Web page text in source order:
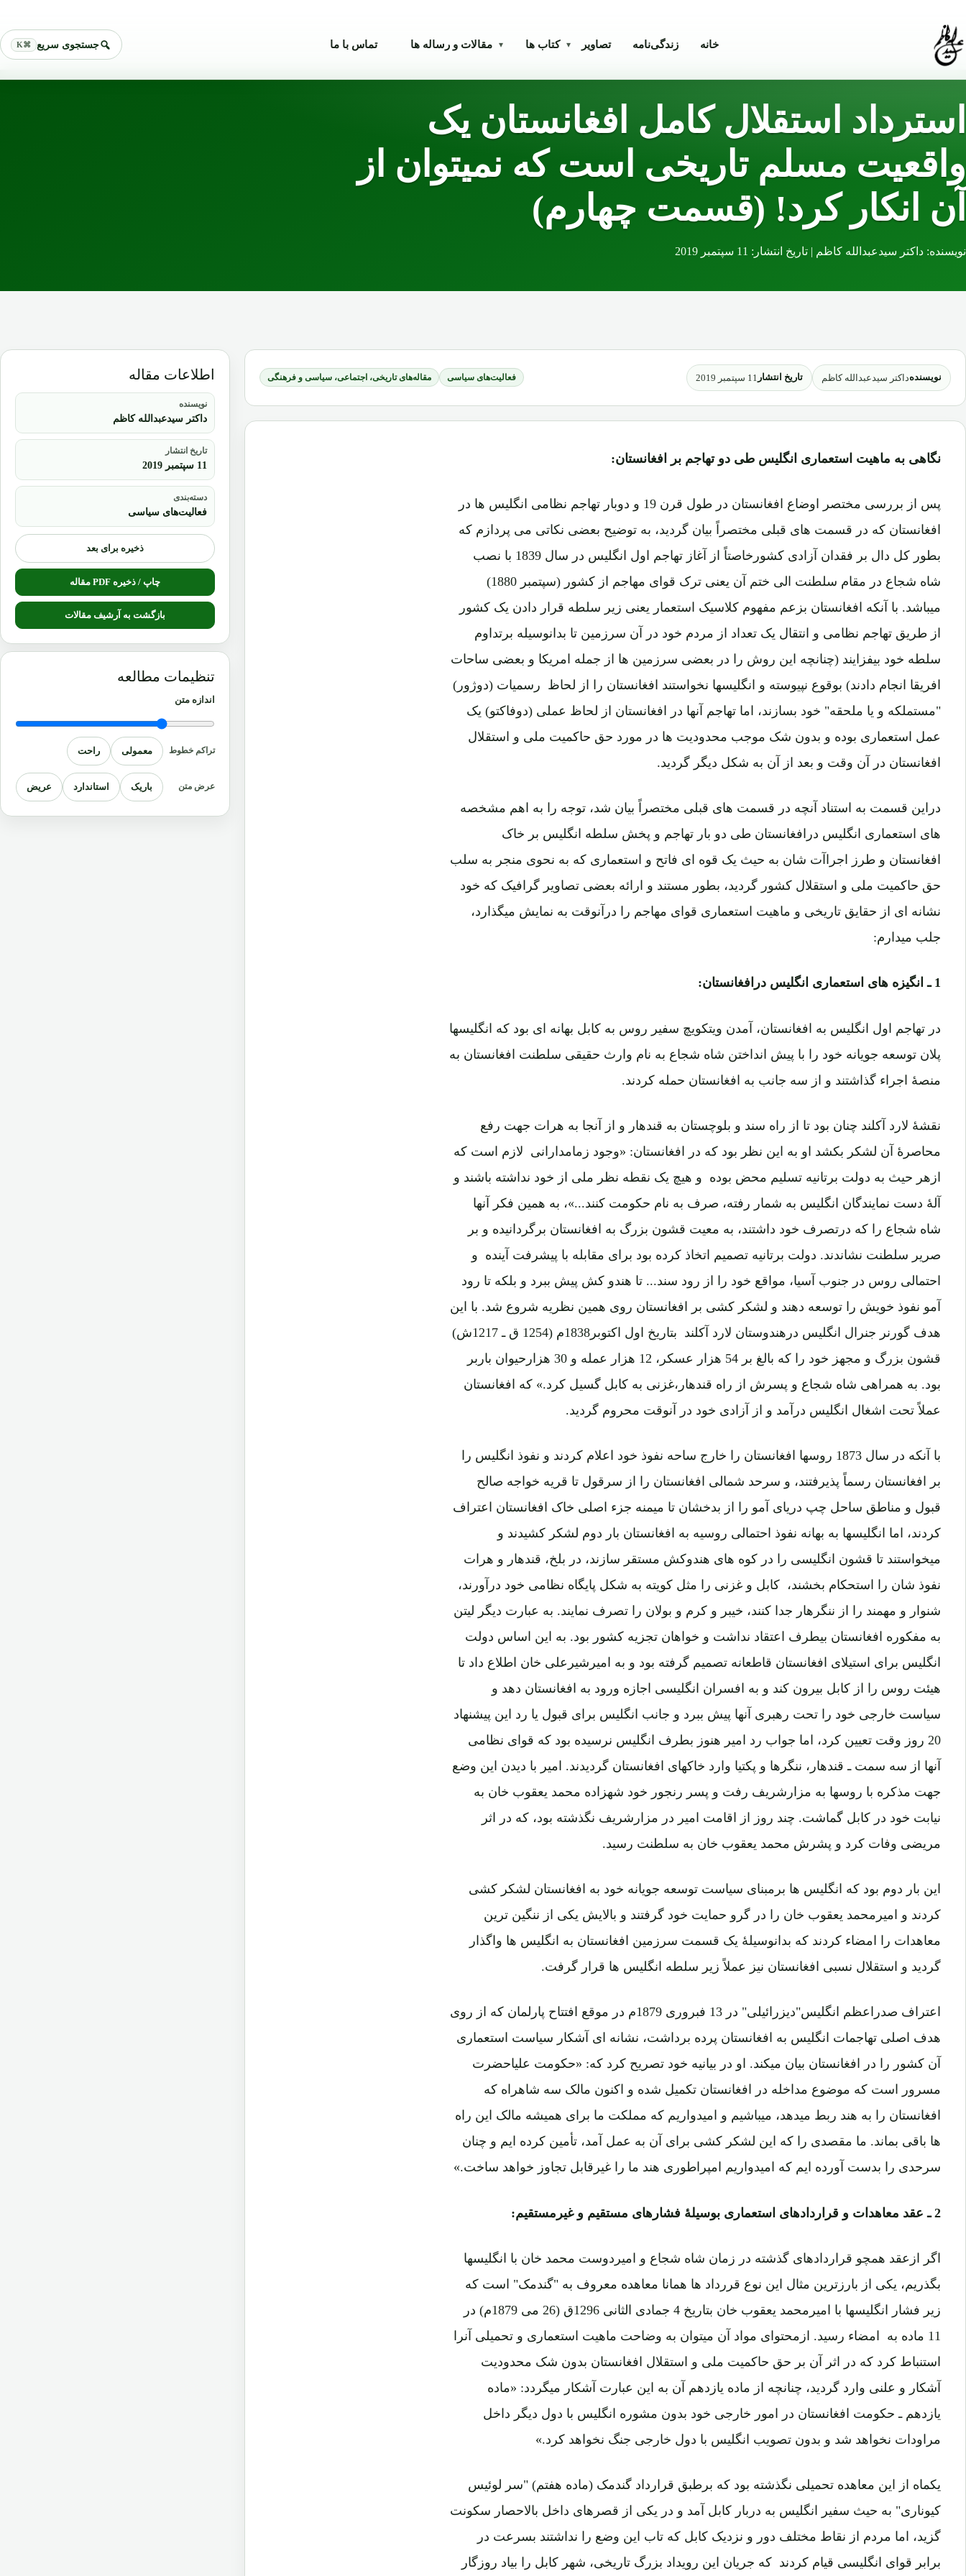
استرداد استقلال کامل افغانستان یک
واقعیت مسلم تاریخی است که نمیتوان از
آن انکار کرد! (قسمت چهارم)
نویسنده: داکتر سیدعبدالله کاظم | تاریخ انتشار: 11 سپتمبر 2019
نویسنده داکتر سیدعبدالله کاظم تاریخ انتشار 11 سپتمبر 2019 فعالیت‌های سیاسی مقاله‌های تاریخی، اجتماعی، سیاسی و فرهنگی
نگاهی به ماهیت استعماری انگلیس طی دو تهاجم بر افغانستان:
پس از بررسی مختصر اوضاع افغانستان در طول قرن 19 و دوبار تهاجم نظامی انگلیس ها در
افغانستان که در قسمت های قبلی مختصراً بیان گردید، به توضیح بعضی نکاتی می پردازم که
بطور کل دال بر فقدان آزادی کشورخاصتاً از آغاز تهاجم اول انگلیس در سال 1839 با نصب
شاه شجاع در مقام سلطنت الی ختم آن یعنی ترک قوای مهاجم از کشور (سپتمبر 1880)
میباشد. با آنکه افغانستان بزعم مفهوم کلاسیک استعمار یعنی زیر سلطه قرار دادن یک کشور
از طریق تهاجم نظامی و انتقال یک تعداد از مردم خود در آن سرزمین تا بدانوسیله برتداوم
سلطه خود بیفزایند (چنانچه این روش را در بعضی سرزمین ها از جمله امریکا و بعضی ساحات
افریقا انجام دادند) بوقوع نپیوسته و انگلیسها نخواستند افغانستان را از لحاظ رسمیات (دوژور)
"مستملکه و یا ملحقه" خود بسازند، اما تهاجم آنها در افغانستان از لحاظ عملی (دوفاکتو) یک
عمل استعماری بوده و بدون شک موجب محدودیت ها در مورد حق حاکمیت ملی و استقلال
افغانستان در آن وقت و بعد از آن به شکل دیگر گردید.
دراین قسمت به استناد آنچه در قسمت های قبلی مختصراً بیان شد، توجه را به اهم مشخصه
های استعماری انگلیس درافغانستان طی دو بار تهاجم و پخش سلطه انگلیس بر خاک
افغانستان و طرز اجراآت شان به حیث یک قوه ای فاتح و استعماری که به نحوی منجر به سلب
حق حاکمیت ملی و استقلال کشور گردید، بطور مستند و ارائه بعضی تصاویر گرافیک که خود
نشانه ای از حقایق تاریخی و ماهیت استعماری قوای مهاجم را درآنوقت به نمایش میگذارد،
جلب میدارم:
1 ـ انگیزه های استعماری انگلیس درافغانستان:
در تهاجم اول انگلیس به افغانستان، آمدن ویتکویچ سفیر روس به کابل بهانه ای بود که انگلیسها
پلان توسعه جویانه خود را با پیش انداختن شاه شجاع به نام وارث حقیقی سلطنت افغانستان به
منصۀ اجراء گذاشتند و از سه جانب به افغانستان حمله کردند.
نقشۀ لارد آکلند چنان بود تا از راه سند و بلوچستان به قندهار و از آنجا به هرات جهت رفع
محاصرۀ آن لشکر بکشد او به این نظر بود که در افغانستان: «وجود زمامدارانی لازم است که
ازهر حیث به دولت برتانیه تسلیم محض بوده و هیچ یک نقطه نظر ملی از خود نداشته باشند و
آلۀ دست نمایندگان انگلیس به شمار رفته، صرف به نام حکومت کنند...»، به همین فکر آنها
شاه شجاع را که درتصرف خود داشتند، به معیت قشون بزرگ به افغانستان برگردانیده و بر
صریر سلطنت نشاندند. دولت برتانیه تصمیم اتخاذ کرده بود برای مقابله با پیشرفت آینده و
احتمالی روس در جنوب آسیا، مواقع خود را از رود سند... تا هندو کش پیش ببرد و بلکه تا رود
آمو نفوذ خویش را توسعه دهند و لشکر کشی بر افغانستان روی همین نظریه شروع شد. با این
هدف گورنر جنرال انگلیس درهندوستان لارد آکلند بتاریخ اول اکتوبر1838م (1254 ق ـ 1217ش)
قشون بزرگ و مجهز خود را که بالغ بر 54 هزار عسکر، 12 هزار عمله و 30 هزارحیوان باربر
بود. به همراهی شاه شجاع و پسرش از راه قندهار،غزنی به کابل گسیل کرد.» که افغانستان
عملاً تحت اشغال انگلیس درآمد و از آزادی خود در آنوقت محروم گردید.
با آنکه در سال 1873 روسها افغانستان را خارج ساحه نفوذ خود اعلام کردند و نفوذ انگلیس را
بر افغانستان رسماً پذیرفتند، و سرحد شمالی افغانستان را از سرقول تا قریه خواجه صالح
قبول و مناطق ساحل چپ دریای آمو را از بدخشان تا میمنه جزء اصلی خاک افغانستان اعتراف
کردند، اما انگلیسها به بهانه نفوذ احتمالی روسیه به افغانستان بار دوم لشکر کشیدند و
میخواستند تا قشون انگلیسی را در کوه های هندوکش مستقر سازند، در بلخ، قندهار و هرات
نفوذ شان را استحکام بخشند، کابل و غزنی را مثل کویته به شکل پایگاه نظامی خود درآورند،
شنوار و مهمند را از ننگرهار جدا کنند، خیبر و کرم و بولان را تصرف نمایند. به عبارت دیگر لیتن
به مفکوره افغانستان بیطرف اعتقاد نداشت و خواهان تجزیه کشور بود. به این اساس دولت
انگلیس برای استیلای افغانستان قاطعانه تصمیم گرفته بود و به امیرشیرعلی خان اطلاع داد تا
هیئت روس را از کابل بیرون کند و به افسران انگلیسی اجازه ورود به افغانستان دهد و
سیاست خارجی خود را تحت رهبری آنها پیش ببرد و جانب انگلیس برای قبول یا رد این پیشنهاد
20 روز وقت تعیین کرد، اما جواب رد امیر هنوز بطرف انگلیس نرسیده بود که قوای نظامی
آنها از سه سمت ـ قندهار، ننگرها و پکتیا وارد خاکهای افغانستان گردیدند
امیر با دیدن این وضع
جهت مذکره با روسها به مزارشریف رفت و پسر رنجور خود شهزاده محمد یعقوب خان به
نیابت خود در کابل گماشت. چند روز از اقامت امیر در مزارشریف نگذشته بود، که در اثر
مریضی وفات کرد و پشرش محمد یعقوب خان به سلطنت رسید.
این بار دوم بود که انگلیس ها برمبنای سیاست توسعه جویانه خود به افغانستان لشکر کشی
کردند و امیرمحمد یعقوب خان را در گرو حمایت خود گرفتند و بالایش یکی از ننگین ترین
معاهدات را امضاء کردند که بدانوسیلۀ یک قسمت سرزمین افغانستان به انگلیس ها واگذار
گردید و استقلال نسبی افغانستان نیز عملاً زیر سلطه انگلیس ها قرار گرفت.
اعتراف صدراعظم انگلیس"دیزرائیلی" در 13 فبروری 1879م در موقع افتتاح پارلمان که از روی
هدف اصلی تهاجمات انگلیس به افغانستان پرده برداشت، نشانه ای آشکار سیاست استعماری
آن کشور را در افغانستان بیان میکند. او در بیانیه خود تصریح کرد که: «حکومت علیاحضرت
مسرور است که موضوع مداخله در افغانستان تکمیل شده و اکنون مالک سه شاهراه که
افغانستان را به هند ربط میدهد، میباشیم و امیدواریم که مملکت ما برای همیشه مالک این راه
ها باقی بماند. ما مقصدی را که این لشکر کشی برای آن به عمل آمد، تأمین کرده ایم و چنان
سرحدی را بدست آورده ایم که امیدواریم امپراطوری هند ما را غیرقابل تجاوز خواهد ساخت.»
2 ـ عقد معاهدات و قراردادهای استعماری بوسیلۀ فشارهای مستقیم و غیرمستقیم:
اگر ازعقد همچو قراردادهای گذشته در زمان شاه شجاع و امیردوست محمد خان با انگلیسها
بگذریم، یکی از بارزترین مثال این نوع قررداد ها همانا معاهده معروف به "گندمک" است که
زیر فشار انگلیسها با امیرمحمد یعقوب خان بتاریخ 4 جمادی الثانی 1296ق (26 می 1879م) در
11 ماده به امضاء رسید. ازمحتوای مواد آن میتوان به وضاحت ماهیت استعماری و تحمیلی آنرا
استنباط کرد که در اثر آن بر حق حاکمیت ملی و استقلال افغانستان بدون شک محدودیت
آشکار و علنی وارد گردید، چنانچه از ماده یازدهم آن به این عبارت آشکار میگردد: «ماده
یازدهم ـ حکومت افغانستان در امور خارجی خود بدون مشوره انگلیس با دول دیگر داخل
مراودات نخواهد شد و بدون تصویب انگلیس با دول خارجی جنگ نخواهد کرد.»
یکماه از این معاهده تحمیلی نگذشته بود که برطبق قرارداد گندمک (ماده هفتم) "سر لوئیس
کیوناری" به حیث سفیر انگلیس به دربار کابل آمد و در یکی از قصرهای داخل بالاحصار سکونت
گزید، اما مردم از نقاط مختلف دور و نزدیک کابل که تاب این وضع را نداشتند بسرعت در
برابر قوای انگلیسی قیام کردند که جریان این رویداد بزرگ تاریخی، شهر کابل را بیاد روزگار
اطلاعات مقاله
نویسنده
داکتر سیدعبدالله کاظم
تاریخ انتشار
11 سپتمبر 2019
دسته‌بندی
فعالیت‌های سیاسی
ذخیره برای بعد
چاپ / ذخیره PDF مقاله
بازگشت به آرشیف مقالات
تنظیمات مطالعه
اندازه متن
تراکم خطوط معمولی راحت
عرض متن باریک استاندارد عریض